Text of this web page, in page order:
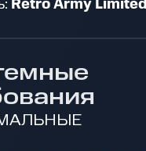
Retro Army Limited